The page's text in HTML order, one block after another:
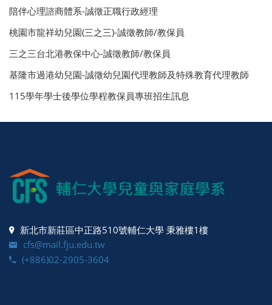
陪伴心理諮商體系-誠徵正職行政經理
桃園市龍祥幼兒園(三之三)-誠徵教師/教保員
三之三台北港教保中心-誠徵教師/教保員
基隆市過港幼兒園-誠徵幼兒園代理教師及特殊教育代理教師
115學年學士後學位學程教保員專班招生訊息
新北市新莊區中正路510號輔仁大學 秉雅樓1樓
cfs@mail.fju.edu.tw
(+886)02-2905-3604